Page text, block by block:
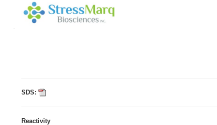
SDS:
Reactivity